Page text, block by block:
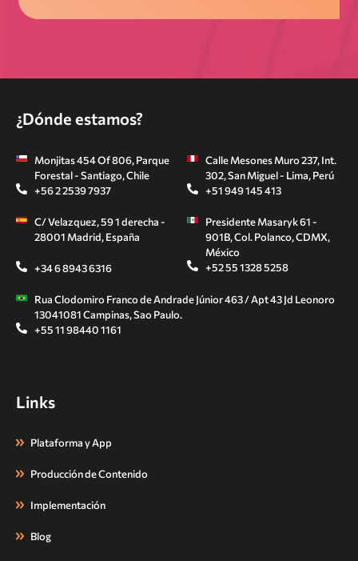
¿Dónde estamos?
Monjitas 454 Of 806, Parque
Forestal - Santiago, Chile
+56 2 2539 7937
Calle Mesones Muro 237, Int.
302, San Miguel - Lima, Perú
+51 949 145 413
C/ Velazquez, 59 1 derecha -
28001 Madrid, España
+34 6 8943 6316
Presidente Masaryk 61 -
901B, Col. Polanco, CDMX,
México
+52 55 1328 5258
Rua Clodomiro Franco de Andrade Júnior 463 / Apt 43 Jd Leonoro
13041081 Campinas, Sao Paulo.
+55 11 98440 1161
Links
Plataforma y App
Producción de Contenido
Implementación
Blog